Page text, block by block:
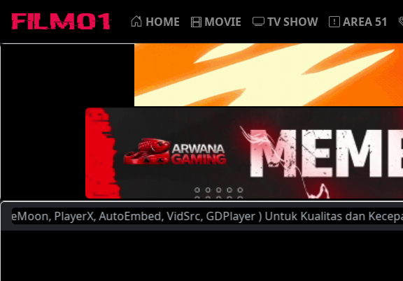
HOME MOVIE TV SHOW AREA 51
AutoEmbed, VidSrc, GDPlayer ) Untuk Kualitas dan